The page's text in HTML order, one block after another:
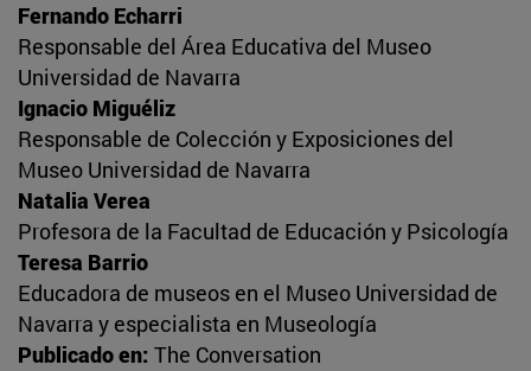
Fernando Echarri
Responsable del Área Educativa del Museo
Universidad de Navarra
Ignacio Miguéliz
Responsable de Colección y Exposiciones del
Museo Universidad de Navarra
Natalia Verea
Profesora de la Facultad de Educación y Psicología
Teresa Barrio
Educadora de museos en el Museo Universidad de
Navarra y especialista en Museología
Publicado en: The Conversation